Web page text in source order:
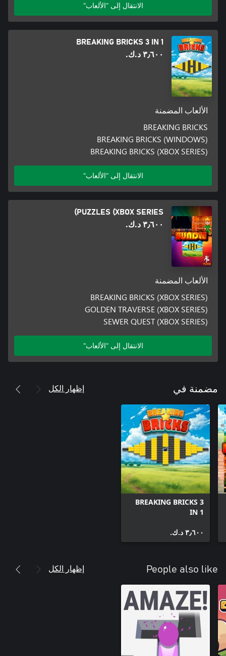
الانتقال إلى "الألعاب"
BREAKING BRICKS 3 IN 1
٣٫٦٠٠ د.ك.‏
الألعاب المضمنة
BREAKING BRICKS
BREAKING BRICKS (WINDOWS)
BREAKING BRICKS (XBOX SERIES)
الانتقال إلى "الألعاب"
PUZZLES (XBOX SERIES)
٣٫٦٠٠ د.ك.‏
الألعاب المضمنة
BREAKING BRICKS (XBOX SERIES)
GOLDEN TRAVERSE (XBOX SERIES)
SEWER QUEST (XBOX SERIES)
الانتقال إلى "الألعاب"
مضمنة في إظهار الكل
BREAKING BRICKS 3
IN 1
٣٫٦٠٠ د.ك.‏
People also like إظهار الكل